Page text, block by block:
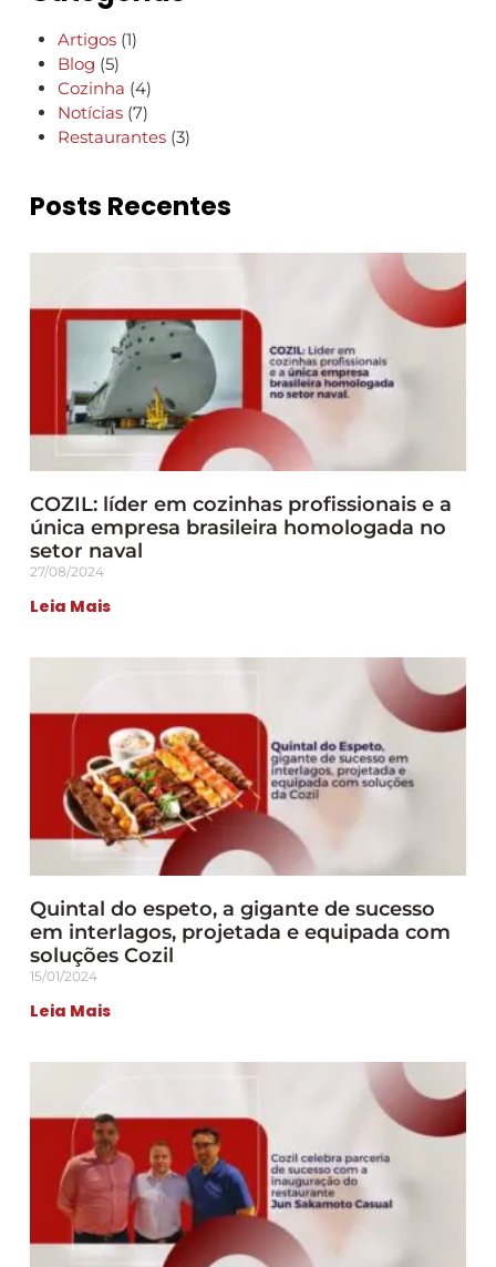
Artigos (1)
Blog (5)
Cozinha (4)
Notícias (7)
Restaurantes (3)
Posts Recentes
COZIL: líder em cozinhas profissionais e a
única empresa brasileira homologada no
setor naval
27/08/2024
Leia Mais
Quintal do espeto, a gigante de sucesso
em interlagos, projetada e equipada com
soluções Cozil
15/01/2024
Leia Mais